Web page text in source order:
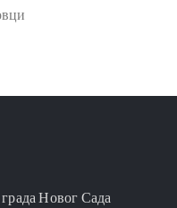
Новог Сада